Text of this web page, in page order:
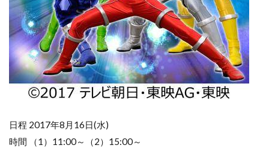
日程 2017年8月16日(水)
時間 （1）11:00～（2）15:00～